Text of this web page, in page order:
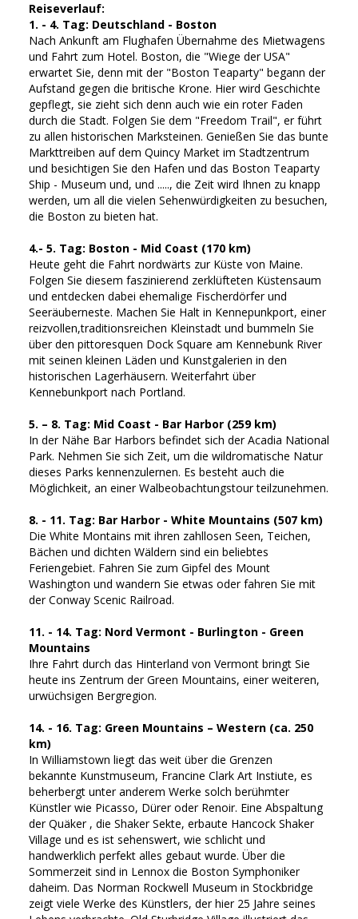
Reiseverlauf:
1. - 4. Tag: Deutschland - Boston
Nach Ankunft am Flughafen Übernahme des Mietwagens
und Fahrt zum Hotel. Boston, die "Wiege der USA"
erwartet Sie, denn mit der "Boston Teaparty" begann der
Aufstand gegen die britische Krone. Hier wird Geschichte
gepflegt, sie zieht sich denn auch wie ein roter Faden
durch die Stadt. Folgen Sie dem "Freedom Trail", er führt
zu allen historischen Marksteinen. Genießen Sie das bunte
Markttreiben auf dem Quincy Market im Stadtzentrum
und besichtigen Sie den Hafen und das Boston Teaparty
Ship - Museum und, und ....., die Zeit wird Ihnen zu knapp
werden, um all die vielen Sehenwürdigkeiten zu besuchen,
die Boston zu bieten hat.
4.- 5. Tag: Boston - Mid Coast (170 km)
Heute geht die Fahrt nordwärts zur Küste von Maine.
Folgen Sie diesem faszinierend zerklüfteten Küstensaum
und entdecken dabei ehemalige Fischerdörfer und
Seeräuberneste. Machen Sie Halt in Kennepunkport, einer
reizvollen,traditionsreichen Kleinstadt und bummeln Sie
über den pittoresquen Dock Square am Kennebunk River
mit seinen kleinen Läden und Kunstgalerien in den
historischen Lagerhäusern. Weiterfahrt über
Kennebunkport nach Portland.
5. – 8. Tag: Mid Coast - Bar Harbor (259 km)
In der Nähe Bar Harbors befindet sich der Acadia National
Park. Nehmen Sie sich Zeit, um die wildromatische Natur
dieses Parks kennenzulernen. Es besteht auch die
Möglichkeit, an einer Walbeobachtungstour teilzunehmen.
8. - 11. Tag: Bar Harbor - White Mountains (507 km)
Die White Montains mit ihren zahllosen Seen, Teichen,
Bächen und dichten Wäldern sind ein beliebtes
Feriengebiet. Fahren Sie zum Gipfel des Mount
Washington und wandern Sie etwas oder fahren Sie mit
der Conway Scenic Railroad.
11. - 14. Tag: Nord Vermont - Burlington - Green
Mountains
Ihre Fahrt durch das Hinterland von Vermont bringt Sie
heute ins Zentrum der Green Mountains, einer weiteren,
urwüchsigen Bergregion.
14. - 16. Tag: Green Mountains – Western (ca. 250
km)
In Williamstown liegt das weit über die Grenzen
bekannte Kunstmuseum, Francine Clark Art Instiute, es
beherbergt unter anderem Werke solch berühmter
Künstler wie Picasso, Dürer oder Renoir. Eine Abspaltung
der Quäker , die Shaker Sekte, erbaute Hancock Shaker
Village und es ist sehenswert, wie schlicht und
handwerklich perfekt alles gebaut wurde. Über die
Sommerzeit sind in Lennox die Boston Symphoniker
daheim. Das Norman Rockwell Museum in Stockbridge
zeigt viele Werke des Künstlers, der hier 25 Jahre seines